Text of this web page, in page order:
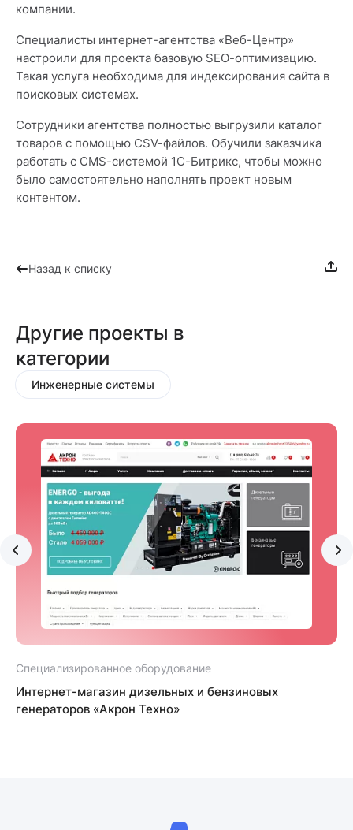
компании.
Специалисты интернет-агентства «Веб-Центр»
настроили для проекта базовую SEO-оптимизацию.
Такая услуга необходима для индексирования сайта в
поисковых системах.
Сотрудники агентства полностью выгрузили каталог
товаров с помощью CSV-файлов. Обучили заказчика
работать с CMS-системой 1С-Битрикс, чтобы можно
было самостоятельно наполнять проект новым
контентом.
Назад к списку
Другие проекты в
категории
Инженерные системы
Специализированное оборудование
Интернет-магазин дизельных и бензиновых
генераторов «Акрон Техно»